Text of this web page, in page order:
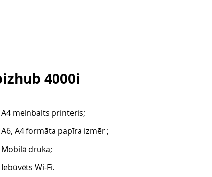
4000i
A4 melnbalts printeris;
A6, A4 formāta papīra izmēri;
Mobilā druka;
Iebūvēts Wi-Fi.